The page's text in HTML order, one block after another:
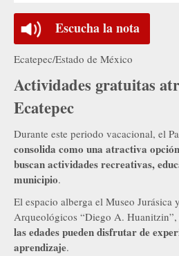
Escucha la nota
Ecatepec/Estado de México
Actividades gratuitas
Ecatepec
Durante este periodo vacacional, el
consolida como una atractiva
buscan actividades recreativas,
municipio.
El espacio alberga el Museo Jurásica
Arqueológicos “Diego A. Huanitzin”,
las edades pueden disfrutar de
aprendizaje.